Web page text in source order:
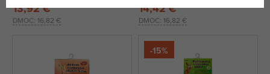
DMOC: 16,82 €
13,92 €
DMOC: 16,82 €
14,42 €
-15%